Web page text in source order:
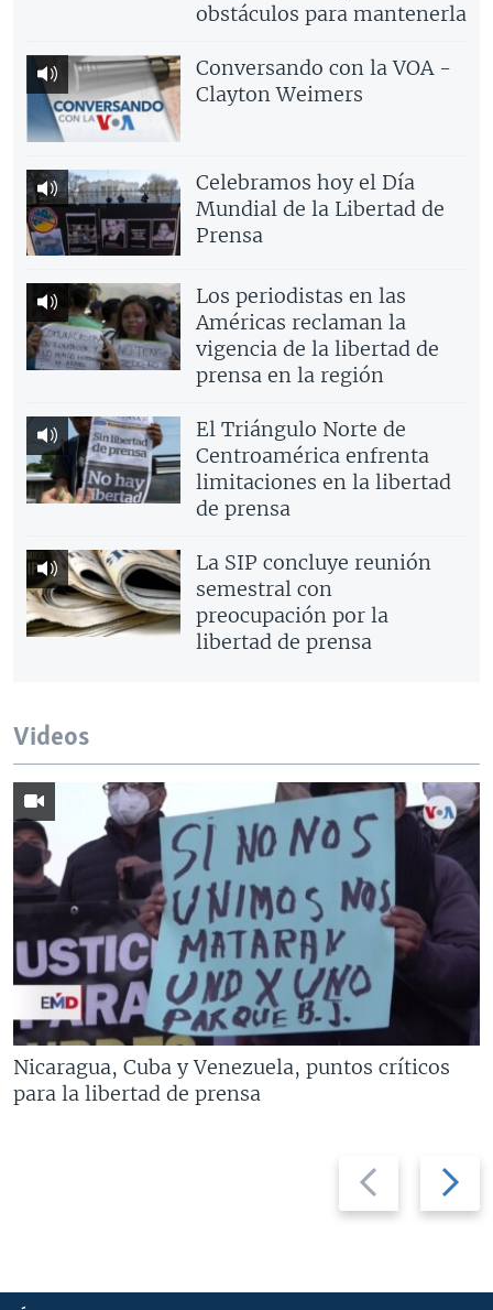
obstáculos para mantenerla
Conversando con la VOA -
Clayton Weimers
Celebramos hoy el Día
Mundial de la Libertad de
Prensa
Los periodistas en las
Américas reclaman la
vigencia de la libertad de
prensa en la región
El Triángulo Norte de
Centroamérica enfrenta
limitaciones en la libertad
de prensa
La SIP concluye reunión
semestral con
preocupación por la
libertad de prensa
Videos
Previous
slide
Next
slide
Nicaragua, Cuba y Venezuela, puntos críticos
para la libertad de prensa